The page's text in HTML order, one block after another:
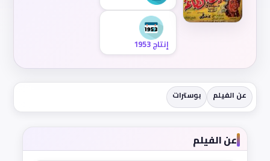
إنتاج 1953
عن الفيلم بوسترات
عن الفيلم